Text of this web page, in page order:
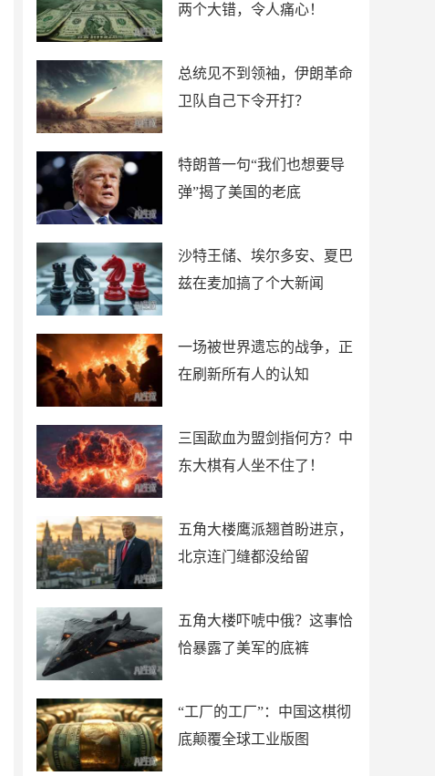
两个大错，令人痛心！
总统见不到领袖，伊朗革命
卫队自己下令开打？
特朗普一句“我们也想要导
弹”揭了美国的老底
沙特王储、埃尔多安、夏巴
兹在麦加搞了个大新闻
一场被世界遗忘的战争，正
在刷新所有人的认知
三国歃血为盟剑指何方？中
东大棋有人坐不住了！
五角大楼鹰派翘首盼进京，
北京连门缝都没给留
五角大楼吓唬中俄？这事恰
恰暴露了美军的底裤
“工厂的工厂”：中国这棋彻
底颠覆全球工业版图